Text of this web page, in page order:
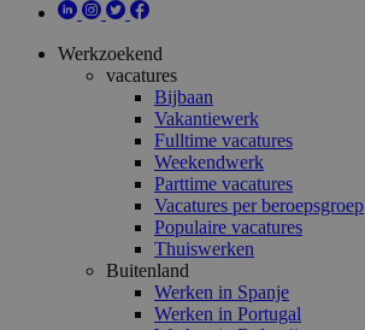
Werkzoekend
vacatures
Bijbaan
Vakantiewerk
Fulltime vacatures
Weekendwerk
Parttime vacatures
Vacatures per beroepsgroep
Populaire vacatures
Thuiswerken
Buitenland
Werken in Spanje
Werken in Portugal